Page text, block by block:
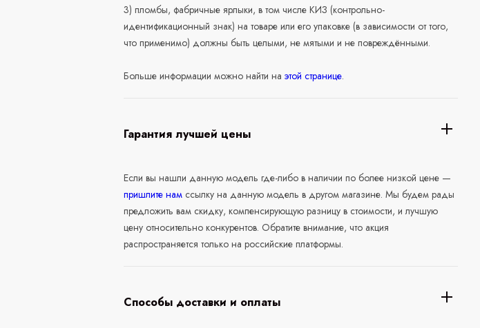
3) пломбы, фабричные ярлыки, в том числе КИЗ (контрольно-
идентификационный знак) на товаре или его упаковке (в зависимости от того,
что применимо) должны быть целыми, не мятыми и не повреждёнными.
Больше информации можно найти наэтой странице.
Гарантия лучшей цены
Если вы нашли данную модель где-либо в наличии по более низкой цене —
пришлите нам ссылку на данную модель в другом магазине. Мы будем рады
предложить вам скидку, компенсирующую разницу в стоимости, и лучшую
цену относительно конкурентов. Обратите внимание, что акция
распространяется только на российские платформы.
Способы доставки и оплаты